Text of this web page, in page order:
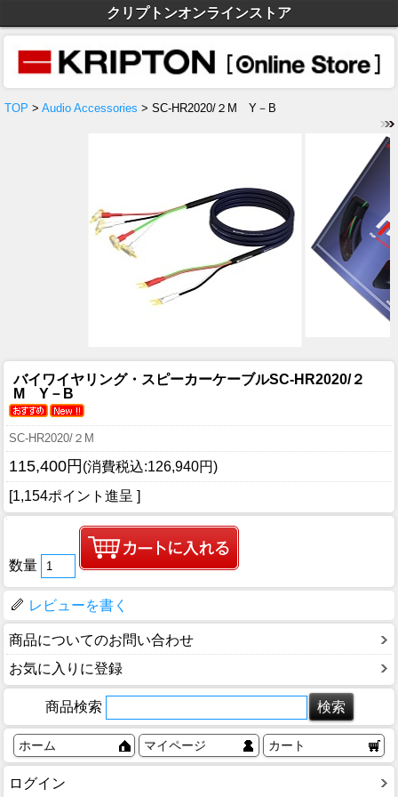
クリプトンオンラインストア
TOP > Audio Accessories > SC-HR2020/２M Y－B
バイワイヤリング・スピーカーケーブルSC-HR2020/２
M Y－B
SC-HR2020/２M
115,400円(消費税込:126,940円)
[1,154ポイント進呈 ]
数量
レビューを書く
商品についてのお問い合わせ
お気に入りに登録
商品検索
ホーム マイページ カート
ログイン